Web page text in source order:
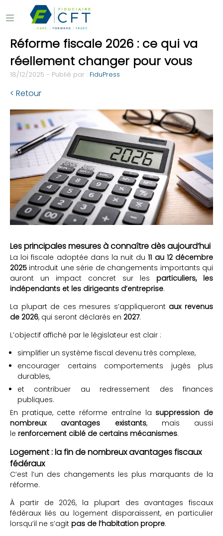
Réforme fiscale 2026 : ce qui va
réellement changer pour vous
18/12/2025 - Publié par : FiduPress
< Retour
Les principales mesures à connaître dès aujourd’hui
La loi fiscale adoptée dans la nuit du11 au 12 décembre
2025 introduit une série de changements importants qui
auront un impact concret sur les particuliers, les
indépendants et les dirigeants d’entreprise.
La plupart de ces mesures s’appliqueront aux revenus
de 2026, qui seront déclarés en 2027.
L’objectif affiché par le législateur est clair :
simplifier un système fiscal devenu très complexe,
encourager certains comportements jugés plus
durables,
et contribuer au redressement des finances
publiques.
En pratique, cette réforme entraîne la suppression de
nombreux avantages existants, mais aussi
le renforcement ciblé de certains mécanismes.
Logement : la fin de nombreux avantages fiscaux
fédéraux
C’est l’un des changements les plus marquants de la
réforme.
À partir de 2026, la plupart des avantages fiscaux
fédéraux liés au logement disparaissent, en particulier
lorsqu’il ne s’agit pas de l’habitation propre.